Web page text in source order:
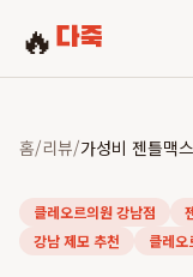
🔥 다죽
홈/리뷰/
클레오르의원 강남점
강남 제모 추천
클레오